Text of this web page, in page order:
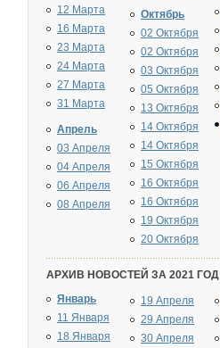
12 Марта
16 Марта
23 Марта
24 Марта
27 Марта
31 Марта
Апрель
03 Апреля
04 Апреля
06 Апреля
08 Апреля
Октябрь
02 Октября
02 Октября
03 Октября
05 Октября
13 Октября
14 Октября
14 Октября
15 Октября
16 Октября
16 Октября
19 Октября
20 Октября
АРХИВ НОВОСТЕЙ ЗА 2021 ГОД
Январь
11 Января
18 Января
19 Апреля
29 Апреля
30 Апреля